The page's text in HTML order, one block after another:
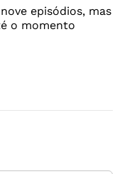
episódios, mas
o momento